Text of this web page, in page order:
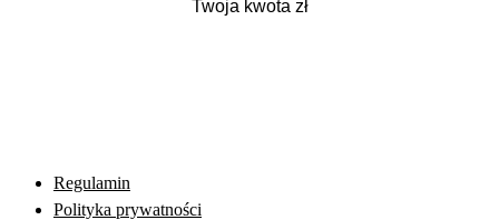
Regulamin
Polityka prywatności